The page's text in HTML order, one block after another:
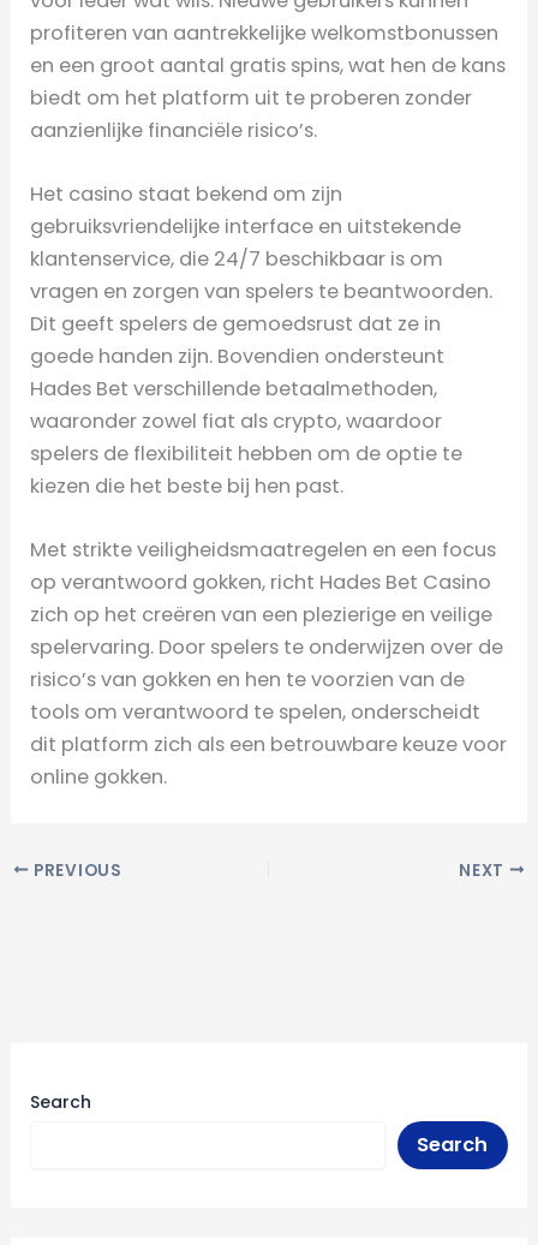
profiteren van aantrekkelijke welkomstbonussen
en een groot aantal gratis spins, wat hen de kans
biedt om het platform uit te proberen zonder
aanzienlijke financiële risico’s.
Het casino staat bekend om zijn
gebruiksvriendelijke interface en uitstekende
klantenservice, die 24/7 beschikbaar is om
vragen en zorgen van spelers te beantwoorden.
Dit geeft spelers de gemoedsrust dat ze in
goede handen zijn. Bovendien ondersteunt
Hades Bet verschillende betaalmethoden,
waaronder zowel fiat als crypto, waardoor
spelers de flexibiliteit hebben om de optie te
kiezen die het beste bij hen past.
Met strikte veiligheidsmaatregelen en een focus
op verantwoord gokken, richt Hades Bet Casino
zich op het creëren van een plezierige en veilige
spelervaring. Door spelers te onderwijzen over de
risico’s van gokken en hen te voorzien van de
tools om verantwoord te spelen, onderscheidt
dit platform zich als een betrouwbare keuze voor
online gokken.
PREVIOUS NEXT
Search
Search